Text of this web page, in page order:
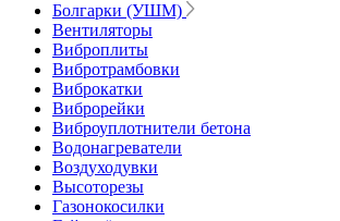
Болгарки (УШМ)
Вентиляторы
Виброплиты
Вибротрамбовки
Виброкатки
Виброрейки
Виброуплотнители бетона
Водонагреватели
Воздуходувки
Высоторезы
Газонокосилки